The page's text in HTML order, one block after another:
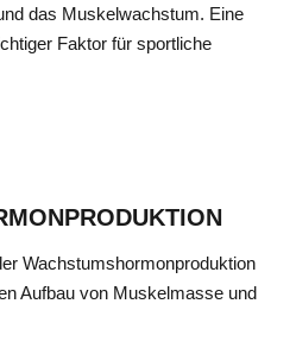
das Muskelwachstum. Eine
Faktor für sportliche
Wachstumshormonproduktion
Aufbau von Muskelmasse und